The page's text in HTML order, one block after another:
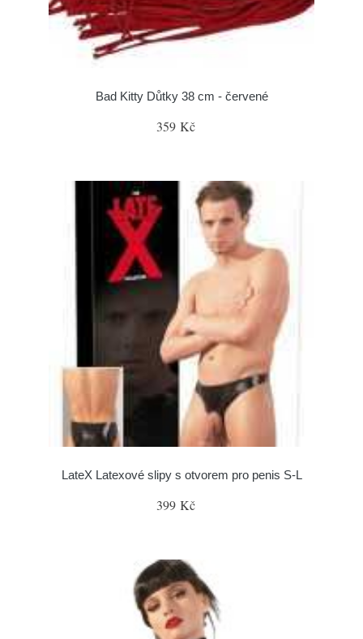
Bad Kitty Důtky 38 cm - červené
359 Kč
LateX Latexové slipy s otvorem pro penis S-L
399 Kč